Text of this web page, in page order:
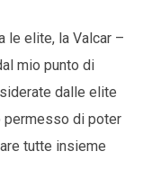
le elite, la Valcar –
mio punto di
dalle elite
permesso di poter
tutte insieme